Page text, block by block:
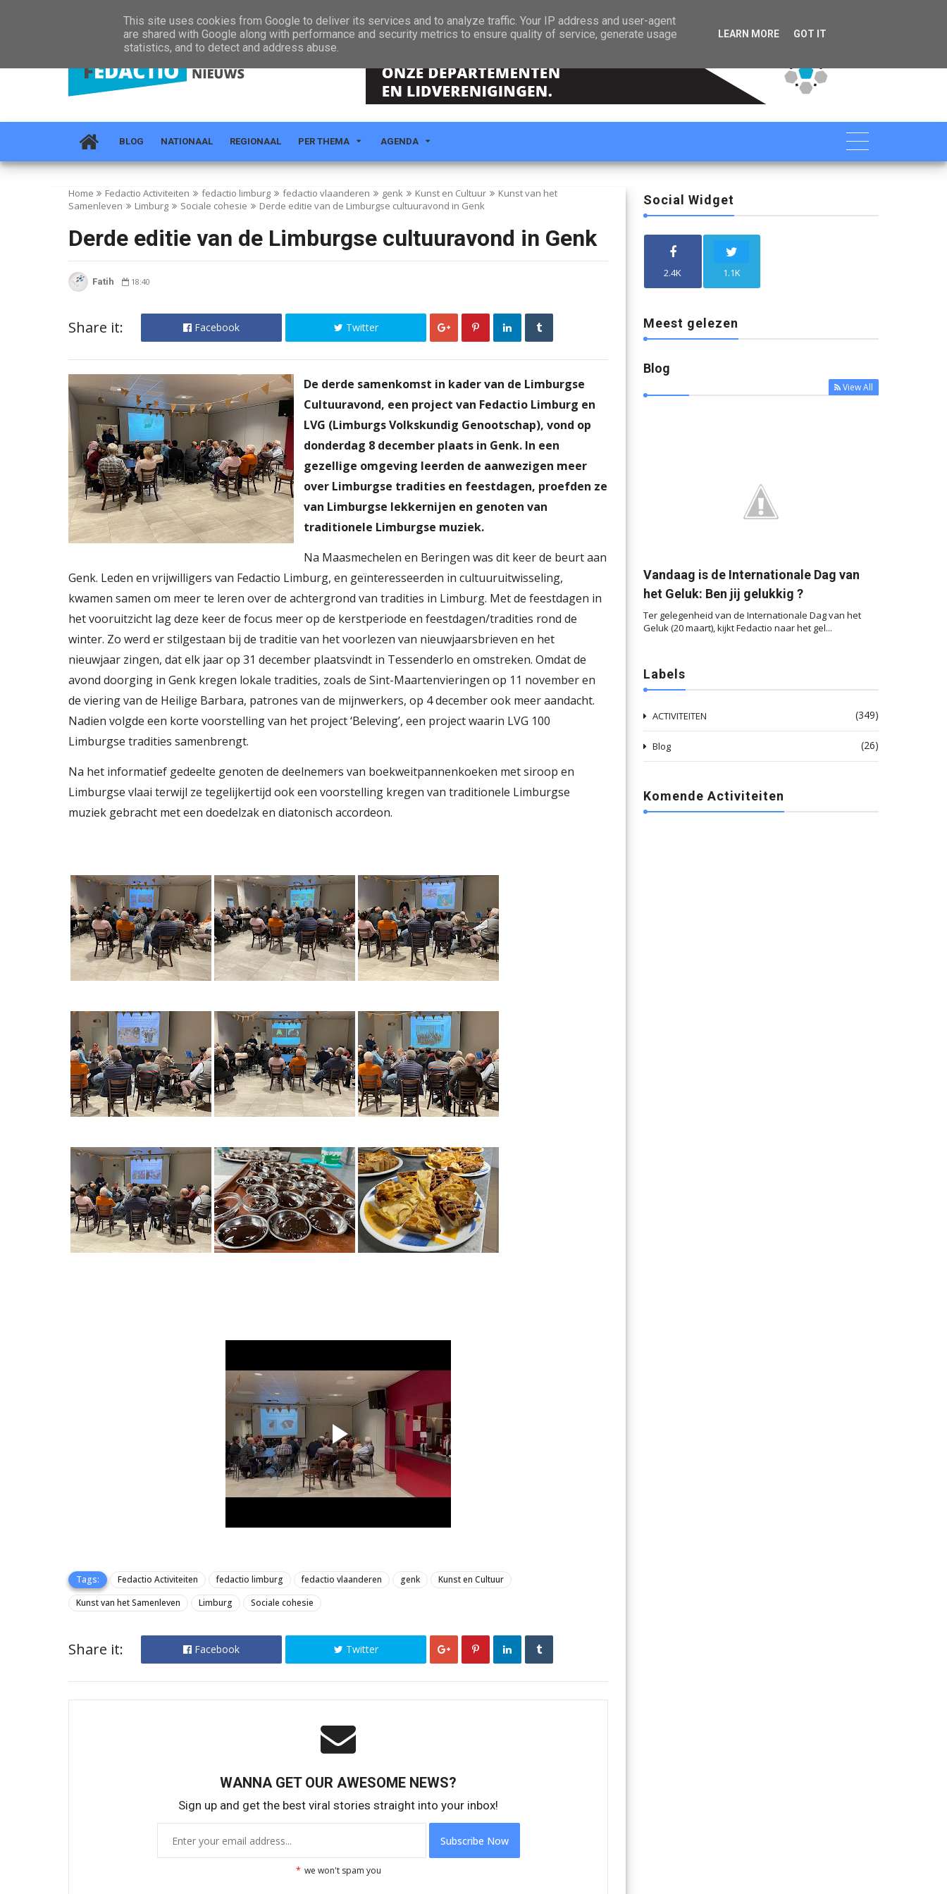
BLOG NATIONAAL REGIONAAL PER THEMA AGENDA
Home Fedactio Activiteiten fedactio limburg fedactio vlaanderen genk Kunst en Cultuur
Kunst van het
Samenleven
Limburg Sociale cohesie Derde editie van de Limburgse cultuuravond in Genk
Derde editie van de Limburgse cultuuravond in Genk
Fatih 18:40
Share it: Facebook Twitter
De derde samenkomst in kader van de Limburgse
Cultuuravond, een project van Fedactio Limburg en
LVG (Limburgs Volkskundig Genootschap), vond op
donderdag 8 december plaats in Genk. In een
gezellige omgeving leerden de aanwezigen meer
over Limburgse tradities en feestdagen, proefden ze
van Limburgse lekkernijen en genoten van
traditionele Limburgse muziek.
Na Maasmechelen en Beringen was dit keer de beurt aan
Genk. Leden en vrijwilligers van Fedactio Limburg, en geïnteresseerden in cultuuruitwisseling,
kwamen samen om meer te leren over de achtergrond van tradities in Limburg. Met de feestdagen in
het vooruitzicht lag deze keer de focus meer op de kerstperiode en feestdagen/tradities rond de
winter. Zo werd er stilgestaan bij de traditie van het voorlezen van nieuwjaarsbrieven en het
nieuwjaar zingen, dat elk jaar op 31 december plaatsvindt in Tessenderlo en omstreken. Omdat de
avond doorging in Genk kregen lokale tradities, zoals de Sint-Maartenvieringen op 11 november en
de viering van de Heilige Barbara, patrones van de mijnwerkers, op 4 december ook meer aandacht.
Nadien volgde een korte voorstelling van het project ‘Beleving’, een project waarin LVG 100
Limburgse tradities samenbrengt.
Na het informatief gedeelte genoten de deelnemers van boekweitpannenkoeken met siroop en
Limburgse vlaai terwijl ze tegelijkertijd ook een voorstelling kregen van traditionele Limburgse
muziek gebracht met een doedelzak en diatonisch accordeon.
Tags: Fedactio Activiteiten fedactio limburg fedactio vlaanderen genk
Kunst en Cultuur
Kunst van het Samenleven
Limburg Sociale cohesie
Share it: Facebook Twitter
WANNA GET OUR AWESOME NEWS?
Sign up and get the best viral stories straight into your inbox!
* we won't spam you
Social Widget
2.4K 1.1K
Meest gelezen
Blog
View All

Vandaag is de Internationale Dag van
het Geluk: Ben jij gelukkig ?
Ter gelegenheid van de Internationale Dag van het
Geluk (20 maart), kijkt Fedactio naar het gel...
Labels
ACTIVITEITEN (349)
Blog (26)
Komende Activiteiten
This site uses cookies from Google to deliver its services and to analyze traffic. Your IP address and user-agent
are shared with Google along with performance and security metrics to ensure quality of service, generate usage
statistics, and to detect and address abuse.
LEARN MORE GOT IT